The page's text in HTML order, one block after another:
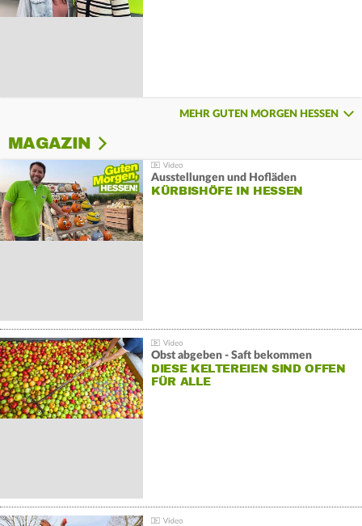
MEHR GUTEN MORGEN HESSEN
MAGAZIN
Ausstellungen und Hofläden
KÜRBISHÖFE IN HESSEN
Obst abgeben - Saft bekommen
DIESE KELTEREIEN SIND OFFEN
FÜR ALLE